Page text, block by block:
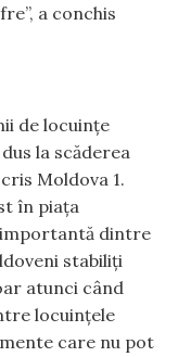
a conchis
de locuințe
la scăderea
Moldova 1.
în piața
dintre
stabiliți
atunci când
locuințele
care nu pot